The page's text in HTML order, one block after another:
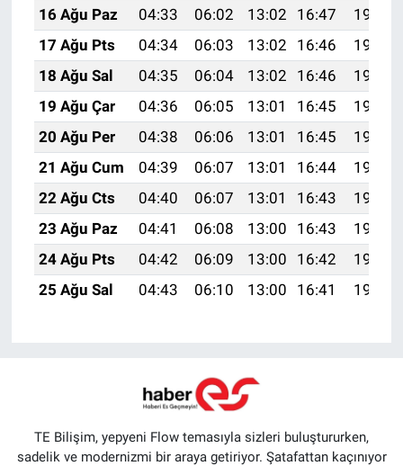
16 Ağu Paz
04:33 06:02 13:02 16:47
19:52
17 Ağu Pts
04:34 06:03 13:02 16:46
19:50
18 Ağu Sal
04:35 06:04 13:02 16:46
19:49
19 Ağu Çar
04:36 06:05 13:01 16:45
19:48
20 Ağu Per
04:38 06:06 13:01 16:45
19:47
21 Ağu Cum
04:39 06:07 13:01 16:44
19:45
22 Ağu Cts
04:40 06:07 13:01 16:43
19:44
23 Ağu Paz
04:41 06:08 13:00 16:43
19:43
24 Ağu Pts
04:42 06:09 13:00 16:42
19:41
25 Ağu Sal
04:43 06:10 13:00 16:41 19:40
TE Bilişim, yepyeni Flow temasıyla sizleri buluştururken,
sadelik ve modernizmi bir araya getiriyor. Şatafattan kaçınıyor